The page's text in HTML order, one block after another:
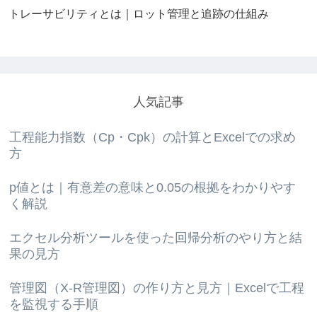
トレーサビリティとは｜ロット管理と追跡の仕組み
人気記事
工程能力指数（Cp・Cpk）の計算とExcelでの求め
方
p値とは｜有意差の意味と0.05の根拠をわかりやす
く解説
エクセル分析ツールを使った回帰分析のやり方と結
果の見方
管理図（X-R管理図）の作り方と見方｜Excelで工程
を監視する手順